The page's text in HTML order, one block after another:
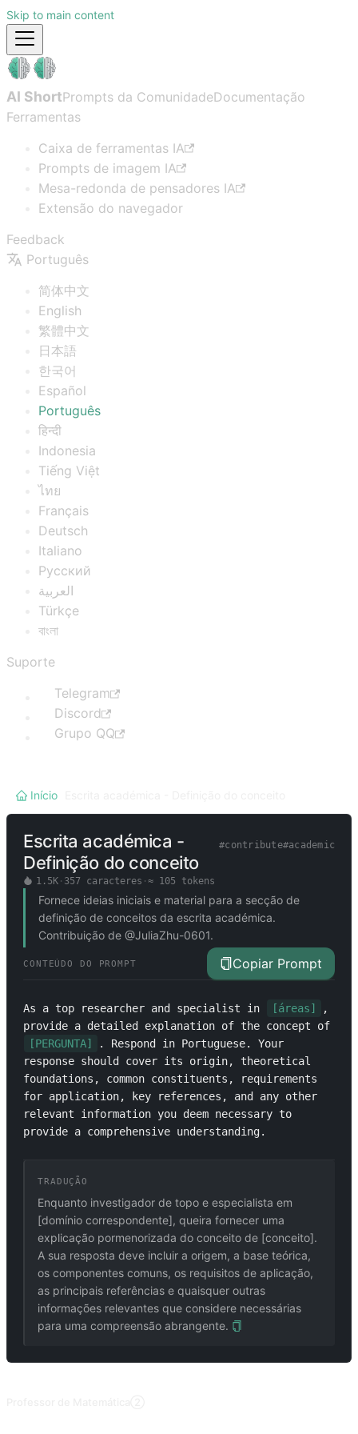
Skip to main content
AI ShortPrompts da ComunidadeDocumentação
Ferramentas
Caixa de ferramentas IA
Prompts de imagem IA
Mesa-redonda de pensadores IA
Extensão do navegador
Feedback
Português
简体中文
English
繁體中文
日本語
한국어
Español
Português
हिन्दी
Indonesia
Tiếng Việt
ไทย
Français
Deutsch
Italiano
Русский
العربية
Türkçe
বাংলা
Suporte
Telegram
Discord
Grupo QQ
Início
Escrita académica -
Definição do conceito
#contribute#academic
1.5K· 357 caracteres · ≈ 105 tokens
Fornece ideias iniciais e material para a secção de
definição de conceitos da escrita académica.
Contribuição de @JuliaZhu-0601.
CONTEÚDO DO PROMPT Copiar Prompt
As a top researcher and specialist in [áreas]
,
[PERGUNTA]
. Respond in Portuguese. Your
response should cover its origin, theoretical
foundations, common constituents, requirements
for application, key references, and any other
relevant information you deem necessary to
provide a comprehensive understanding.
TRADUÇÃO
Enquanto investigador de topo e especialista em
[domínio correspondente], queira fornecer uma
explicação pormenorizada do conceito de [conceito].
A sua resposta deve incluir a origem, a base teórica,
os componentes comuns, os requisitos de aplicação,
as principais referências e quaisquer outras
informações relevantes que considere necessárias
para uma compreensão abrangente.